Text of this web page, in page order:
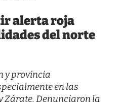
alerta roja
del norte
y provincia
en las
Zárate. Denunciaron la